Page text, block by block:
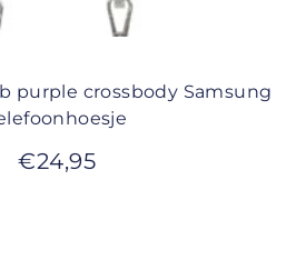
purple crossbody Samsung
€24,95